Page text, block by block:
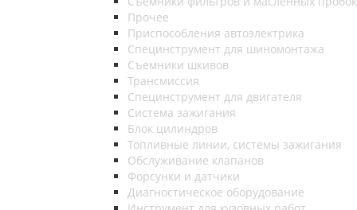
Прочее
Приспособления автоэлектрика
Специнструмент для шиномонтажа
Съемники шкивов
Трансмиссия
Специнструмент для двигателя
Система зажигания
Блок цилиндров
Топливные линии, системы зажигания
Обслуживание клапанов
Форсунки и датчики
Диагностическое оборудование